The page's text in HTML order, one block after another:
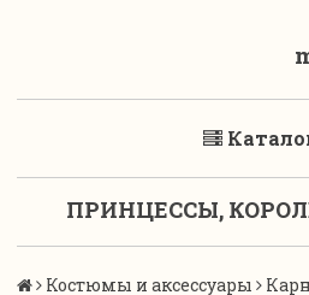
ПРИНЦЕССЫ,
Костюмы и аксессуары